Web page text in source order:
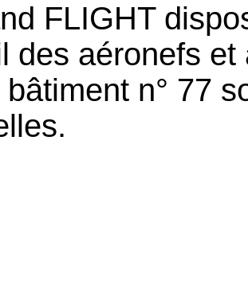
FLIGHT
des aéronefs
n° 77